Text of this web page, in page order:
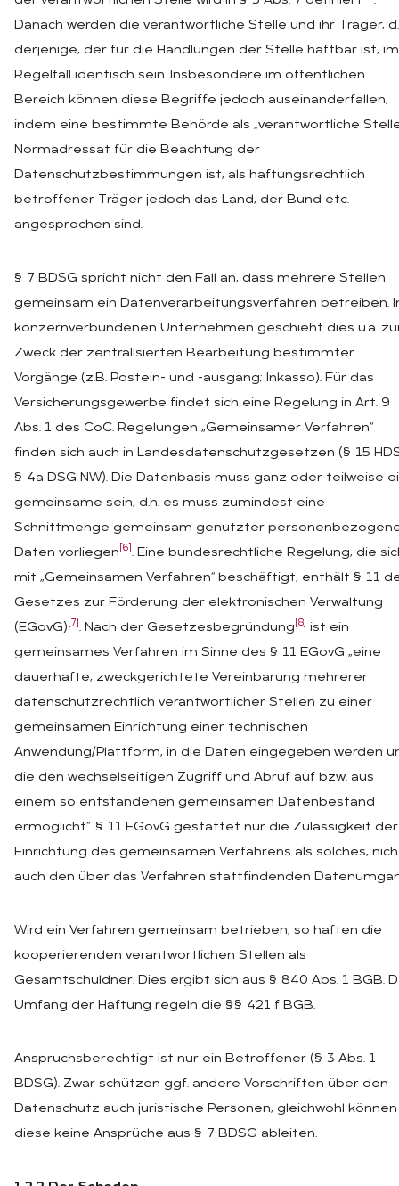
Danach werden die verantwortliche Stelle und ihr Träger,
derjenige, der für die Handlungen der Stelle haftbar ist, im
Regelfall identisch sein. Insbesondere im öffentlichen
Bereich können diese Begriffe jedoch auseinanderfallen,
indem eine bestimmte Behörde als „verantwortliche
Normadressat für die Beachtung der
Datenschutzbestimmungen ist, als haftungsrechtlich
betroffener Träger jedoch das Land, der Bund etc.
angesprochen sind.
§ 7 BDSG spricht nicht den Fall an, dass mehrere Stellen
gemeinsam ein Datenverarbeitungsverfahren betreiben.
konzernverbundenen Unternehmen geschieht dies u.a.
Zweck der zentralisierten Bearbeitung bestimmter
Vorgänge (z.B. Postein- und -ausgang; Inkasso). Für das
Versicherungsgewerbe findet sich eine Regelung in Art. 9
Abs. 1 des CoC. Regelungen „Gemeinsamer Verfahren“
finden sich auch in Landesdatenschutzgesetzen (§ 15
§ 4a DSG NW). Die Datenbasis muss ganz oder teilweise
gemeinsame sein, d.h. es muss zumindest eine
Schnittmenge gemeinsam genutzter
Daten vorliegen [6] . Eine bundesrechtliche Regelung, die
mit „Gemeinsamen Verfahren“ beschäftigt, enthält § 11
Gesetzes zur Förderung der elektronischen Verwaltung
(EGovG) [7] . Nach der Gesetzesbegründung [8]
ist ein
gemeinsames Verfahren im Sinne des § 11 EGovG „eine
dauerhafte, zweckgerichtete Vereinbarung mehrerer
datenschutzrechtlich verantwortlicher Stellen zu einer
gemeinsamen Einrichtung einer technischen
Anwendung/Plattform, in die Daten eingegeben werden
die den wechselseitigen Zugriff und Abruf auf bzw. aus
einem so entstandenen gemeinsamen Datenbestand
ermöglicht“. § 11 EGovG gestattet nur die Zulässigkeit der
Einrichtung des gemeinsamen Verfahrens als solches,
auch den über das Verfahren stattfindenden
Wird ein Verfahren gemeinsam betrieben, so haften die
kooperierenden verantwortlichen Stellen als
Gesamtschuldner. Dies ergibt sich aus § 840 Abs. 1 BGB.
Umfang der Haftung regeln die §§ 421 f BGB.
Anspruchsberechtigt ist nur ein Betroffener (§ 3 Abs. 1
BDSG). Zwar schützen ggf. andere Vorschriften über den
Datenschutz auch juristische Personen, gleichwohl können
diese keine Ansprüche aus § 7 BDSG ableiten.